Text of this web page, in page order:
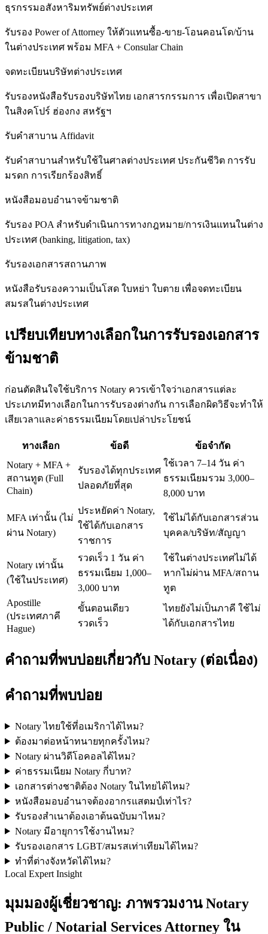
ธุรกรรมอสังหาริมทรัพย์ต่างประเทศ
รับรอง Power of Attorney ให้ตัวแทนซื้อ-ขาย-โอนคอนโด/บ้าน
ในต่างประเทศ พร้อม MFA + Consular Chain
จดทะเบียนบริษัทต่างประเทศ
รับรองหนังสือรับรองบริษัทไทย เอกสารกรรมการ เพื่อเปิดสาขา
ในสิงคโปร์ ฮ่องกง สหรัฐฯ
รับคำสาบาน Affidavit
รับคำสาบานสำหรับใช้ในศาลต่างประเทศ ประกันชีวิต การรับ
มรดก การเรียกร้องสิทธิ์
หนังสือมอบอำนาจข้ามชาติ
รับรอง POA สำหรับดำเนินการทางกฎหมาย/การเงินแทนในต่าง
ประเทศ (banking, litigation, tax)
รับรองเอกสารสถานภาพ
หนังสือรับรองความเป็นโสด ใบหย่า ใบตาย เพื่อจดทะเบียน
สมรสในต่างประเทศ
เปรียบเทียบทางเลือกในการรับรองเอกสาร
ข้ามชาติ
ก่อนตัดสินใจใช้บริการ Notary ควรเข้าใจว่าเอกสารแต่ละ
ประเภทมีทางเลือกในการรับรองต่างกัน การเลือกผิดวิธีจะทำให้
เสียเวลาและค่าธรรมเนียมโดยเปล่าประโยชน์
ทางเลือก ข้อดี
ข้อจำกัด
Notary + MFA +
สถานทูต (Full
Chain)
รับรองได้ทุกประเทศ
ปลอดภัยที่สุด
ใช้เวลา 7–14 วัน ค่า
ธรรมเนียมรวม 3,000–
8,000 บาท
MFA เท่านั้น (ไม่
ผ่าน Notary)
ประหยัดค่า Notary,
ใช้ได้กับเอกสาร
ราชการ
ใช้ไม่ได้กับเอกสารส่วน
บุคคล/บริษัท/สัญญา
Notary เท่านั้น
(ใช้ในประเทศ)
รวดเร็ว 1 วัน ค่า
ธรรมเนียม 1,000–
3,000 บาท
ใช้ในต่างประเทศไม่ได้
หากไม่ผ่าน MFA/สถาน
ทูต
Apostille
(ประเทศภาคี
Hague)
ขั้นตอนเดียว
รวดเร็ว
ไทยยังไม่เป็นภาคี ใช้ไม่
ได้กับเอกสารไทย
คำถามที่พบบ่อยเกี่ยวกับ Notary (ต่อเนื่อง)
คำถามที่พบบ่อย
Notary ไทยใช้ที่อเมริกาได้ไหม?
ต้องมาต่อหน้าทนายทุกครั้งไหม?
Notary ผ่านวิดีโอคอลได้ไหม?
ค่าธรรมเนียม Notary กี่บาท?
เอกสารต่างชาติต้อง Notary ในไทยได้ไหม?
หนังสือมอบอำนาจต้องอากรแสตมป์เท่าไร?
รับรองสำเนาต้องเอาต้นฉบับมาไหม?
Notary มีอายุการใช้งานไหม?
รับรองเอกสาร LGBT/สมรสเท่าเทียมได้ไหม?
ทำที่ต่างจังหวัดได้ไหม?
Local Expert Insight
มุมมองผู้เชี่ยวชาญ: ภาพรวมงาน Notary
Public / Notarial Services Attorney ใน